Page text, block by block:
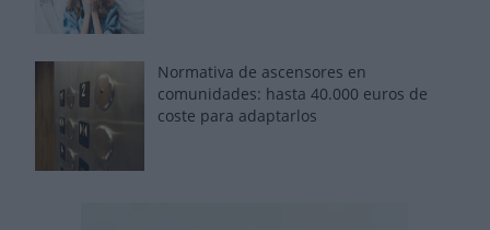
Normativa de ascensores en
comunidades: hasta 40.000 euros de
coste para adaptarlos